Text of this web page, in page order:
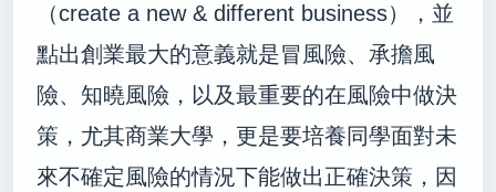
（create a new & different business），並
點出創業最大的意義就是冒風險、承擔風
險、知曉風險，以及最重要的在風險中做決
策，尤其商業大學，更是要培養同學面對未
來不確定風險的情況下能做出正確決策，因